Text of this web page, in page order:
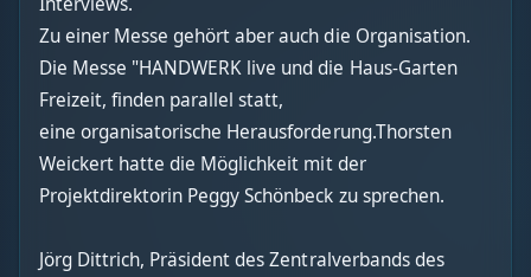
Zu einer Messe gehört aber auch die Organisation.
Die Messe "HANDWERK live und die Haus-Garten
Freizeit, finden parallel statt,
eine organisatorische Herausforderung.Thorsten
Weickert hatte die Möglichkeit mit der
Projektdirektorin Peggy Schönbeck zu sprechen.
Jörg Dittrich, Präsident des Zentralverbands des